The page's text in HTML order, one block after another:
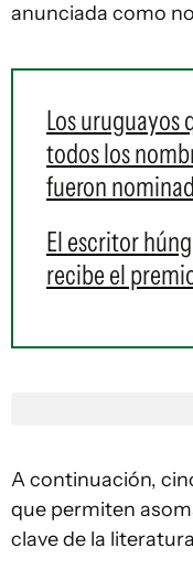
anunciada como
Los uruguayos
todos los
fueron
El escritor
recibe el
A continuación,
que permiten
clave de la